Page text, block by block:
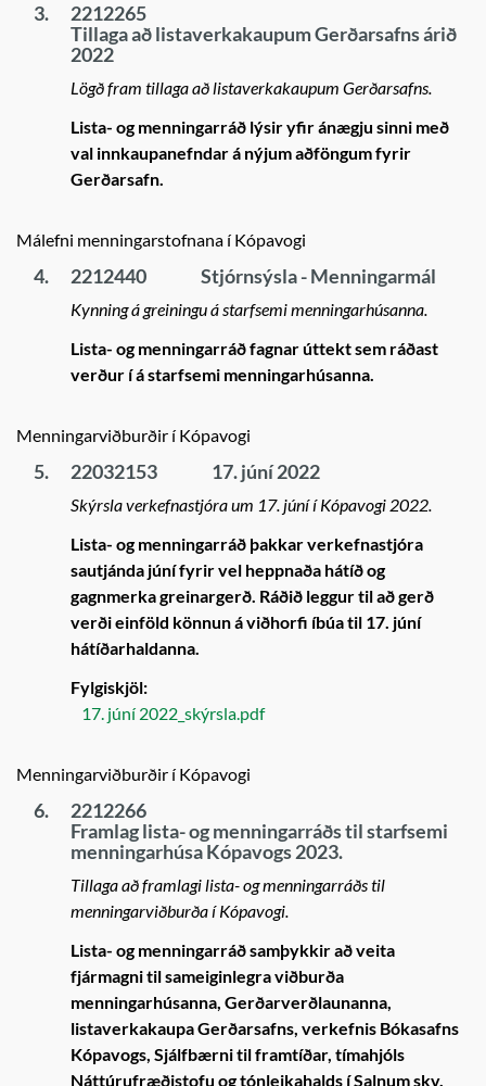
3.
2212265
Tillaga að listaverkakaupum Gerðarsafns árið
2022
Lögð fram tillaga að listaverkakaupum Gerðarsafns.
Lista- og menningarráð lýsir yfir ánægju sinni með
val innkaupanefndar á nýjum aðföngum fyrir
Gerðarsafn.
Málefni menningarstofnana í Kópavogi
4. 2212440 Stjórnsýsla - Menningarmál
Kynning á greiningu á starfsemi menningarhúsanna.
Lista- og menningarráð fagnar úttekt sem ráðast
verður í á starfsemi menningarhúsanna.
Menningarviðburðir í Kópavogi
5. 22032153 17. júní 2022
Skýrsla verkefnastjóra um 17. júní í Kópavogi 2022.
Lista- og menningarráð þakkar verkefnastjóra
sautjánda júní fyrir vel heppnaða hátíð og
gagnmerka greinargerð. Ráðið leggur til að gerð
verði einföld könnun á viðhorfi íbúa til 17. júní
hátíðarhaldanna.
Fylgiskjöl:
17. júní 2022_skýrsla.pdf
Menningarviðburðir í Kópavogi
6.
2212266
Framlag lista- og menningarráðs til starfsemi
menningarhúsa Kópavogs 2023.
Tillaga að framlagi lista- og menningarráðs til
menningarviðburða í Kópavogi.
Lista- og menningarráð samþykkir að veita
fjármagni til sameiginlegra viðburða
menningarhúsanna, Gerðarverðlaunanna,
listaverkakaupa Gerðarsafns, verkefnis Bókasafns
Kópavogs, Sjálfbærni til framtíðar, tímahjóls
Náttúrufræðistofu og tónleikahalds í Salnum skv.